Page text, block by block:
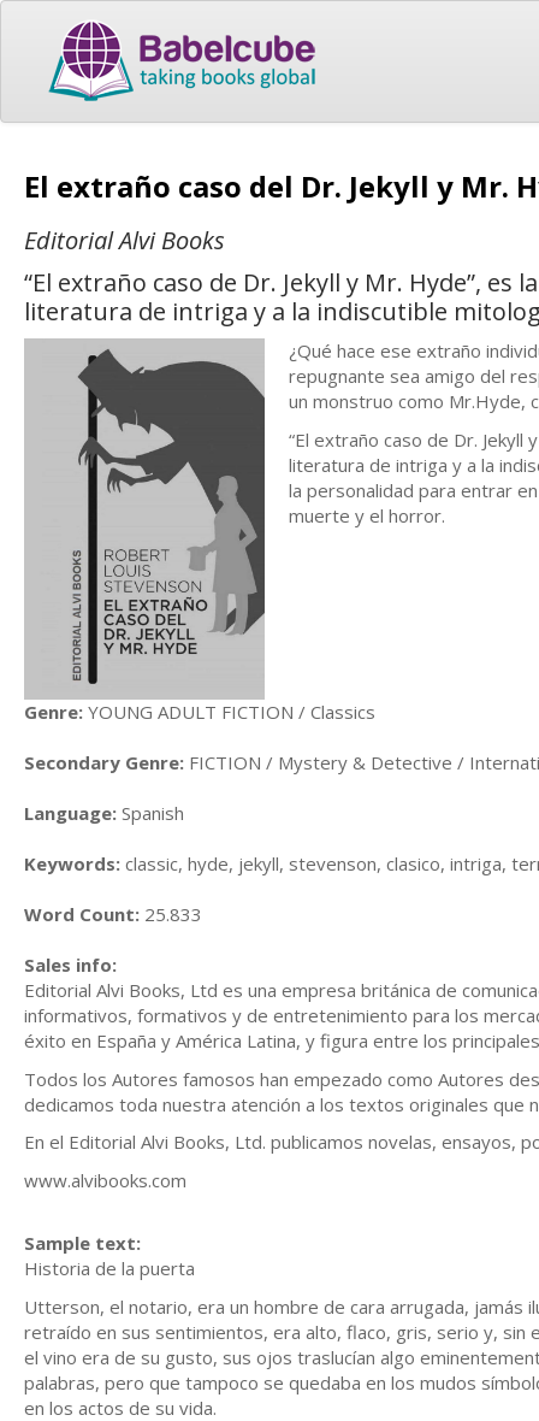
El extraño caso del Dr. Jekyll y Mr.
Editorial Alvi Books
“El extraño caso de Dr. Jekyll y Mr. Hyde”,
literatura de intriga y a la indiscutible
¿Qué hace ese extraño
repugnante sea amigo del
un monstruo como Mr.Hyde,
“El extraño caso de Dr. Jekyll
literatura de intriga y a la
la personalidad para entrar
muerte y el horror.
Genre: YOUNG ADULT FICTION / Classics
Secondary Genre: FICTION / Mystery & Detective /
Language: Spanish
Keywords: classic, hyde, jekyll, stevenson, clasico, intriga,
Word Count: 25.833
Sales info:
Editorial Alvi Books, Ltd es una empresa británica de
informativos, formativos y de entretenimiento para los
éxito en España y América Latina, y figura entre los
Todos los Autores famosos han empezado como Autores
dedicamos toda nuestra atención a los textos originales que
En el Editorial Alvi Books, Ltd. publicamos novelas, ensayos,
www.alvibooks.com
Sample text:
Historia de la puerta
Utterson, el notario, era un hombre de cara arrugada, jamás
retraído en sus sentimientos, era alto, flaco, gris, serio y, sin
el vino era de su gusto, sus ojos traslucían algo
palabras, pero que tampoco se quedaba en los mudos
en los actos de su vida.